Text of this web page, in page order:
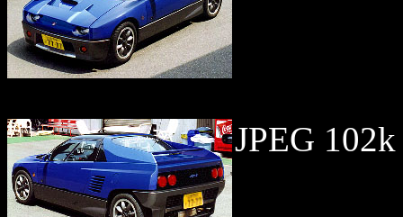
JPEG 102k